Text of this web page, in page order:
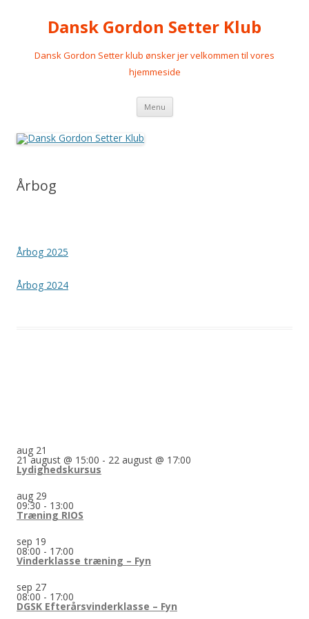
Dansk Gordon Setter Klub
Dansk Gordon Setter klub ønsker jer velkommen til vores
hjemmeside
Menu Videre
indhold
Årbog
Årbog 2025
Årbog 2024
aug 21
21 august @ 15:00 - 22 august @ 17:00
Lydighedskursus
aug 29
09:30 - 13:00
Træning RIOS
sep 19
08:00 - 17:00
Vinderklasse træning – Fyn
sep 27
08:00 - 17:00
DGSK Efterårsvinderklasse – Fyn